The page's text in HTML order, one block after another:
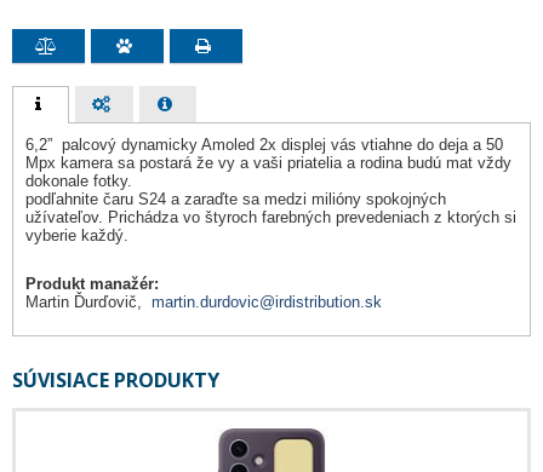
6,2” palcový dynamicky Amoled 2x displej vás vtiahne do deja a 50
Mpx kamera sa postará že vy a vaši priatelia a rodina budú mat vždy
dokonale fotky.
podľahnite čaru S24 a zaraďte sa medzi milióny spokojných
užívateľov. Prichádza vo štyroch farebných prevedeniach z ktorých si
vyberie každý.
Produkt manažér:
Martin Ďurďovič, martin.durdovic@irdistribution.sk
SÚVISIACE PRODUKTY